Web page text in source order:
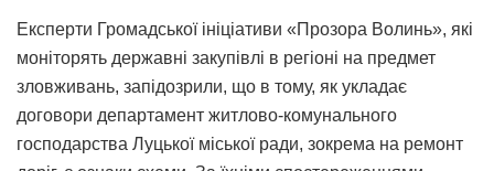
Експерти Громадської ініціативи «Прозора Волинь», які
моніторять державні закупівлі в регіоні на предмет
зловживань, запідозрили, що в тому, як укладає
договори департамент житлово-комунального
господарства Луцької міської ради, зокрема на ремонт